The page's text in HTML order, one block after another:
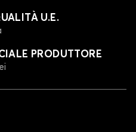
U.E.
PRODUTTORE